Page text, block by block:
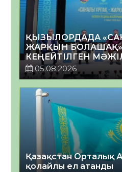
ҚЫЗЫЛОРДАДА
ЖАРҚЫН
КЕҢЕЙТІЛГЕН
05.08.2026
Қазақстан Орталық
қолайлы ел атанды